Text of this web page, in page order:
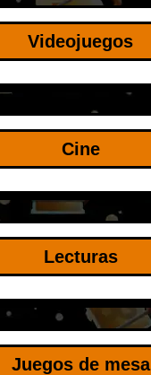
Videojuegos
Cine
Lecturas
Juegos de mesa